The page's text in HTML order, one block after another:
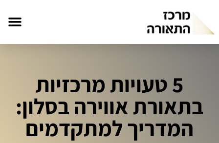
5 טעויות מרכזיות
בתאורת אווירה בסלון:
המדריך למתקדמים